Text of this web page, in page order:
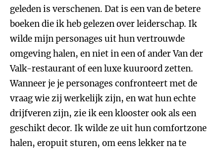
geleden is verschenen. Dat is een van de betere
boeken die ik heb gelezen over leiderschap. Ik
wilde mijn personages uit hun vertrouwde
omgeving halen, en niet in een of ander Van der
Valk-restaurant of een luxe kuuroord zetten.
Wanneer je je personages confronteert met de
vraag wie zij werkelijk zijn, en wat hun echte
drijfveren zijn, zie ik een klooster ook als een
geschikt decor. Ik wilde ze uit hun comfortzone
halen, eropuit sturen, om eens lekker na te